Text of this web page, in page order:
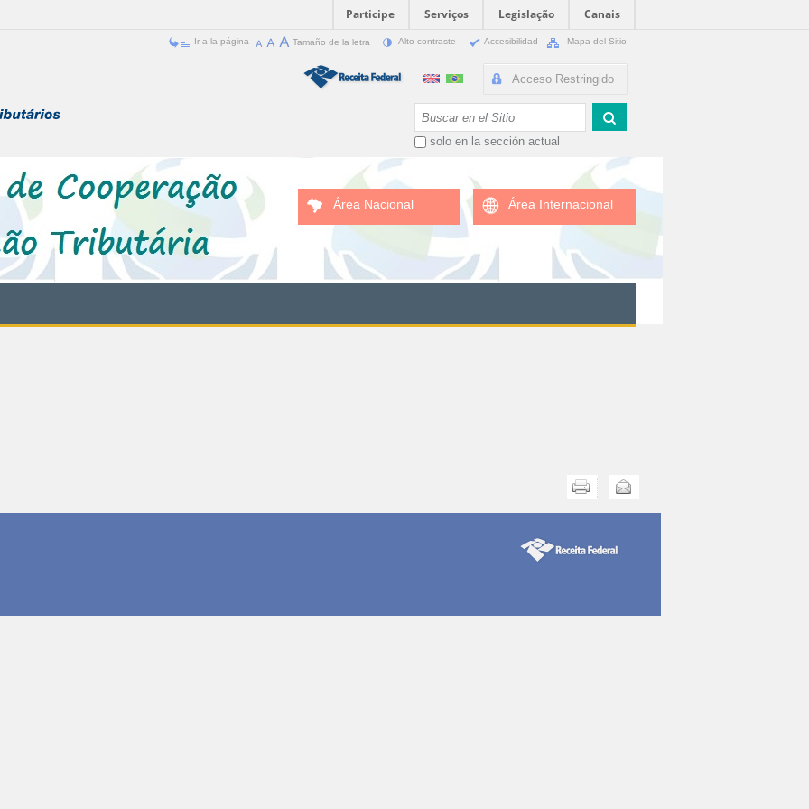
Participe Serviços Legislação
Canais
Ir a la página Tamaño de la letra Alto contraste Accesibilidad Mapa del Sitio
Acceso Restringido
solo en la sección actual
Área Nacional Área Internacional
Enviar esta